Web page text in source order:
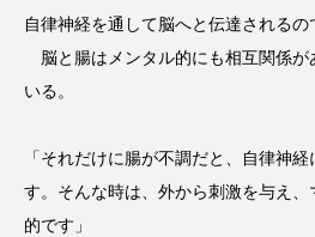
自律神経を通して脳へと伝達されるの
脳と腸はメンタル的にも相互関係が
いる。
「それだけに腸が不調だと、自律神
す。そんな時は、外から刺激を与え
的です」